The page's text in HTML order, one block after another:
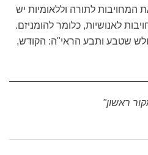
המחויבות לתורה וללאומיות יש
לאנושיות, כלומר להומניזם.
שטבע ותבע הראי"ה: הקודש,
ראשון"